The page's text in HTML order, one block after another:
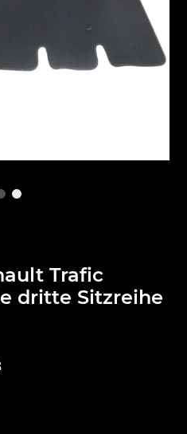
Trafic
dritte Sitzreihe